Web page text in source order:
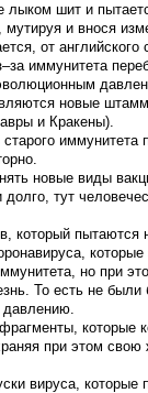
лыком шит и
мутируя и внося
от
иммунитета
новые
и Кракены).
иммунитета
новые виды
тут
который
но при
То есть не были
которые
при этом свою
вируса, которые